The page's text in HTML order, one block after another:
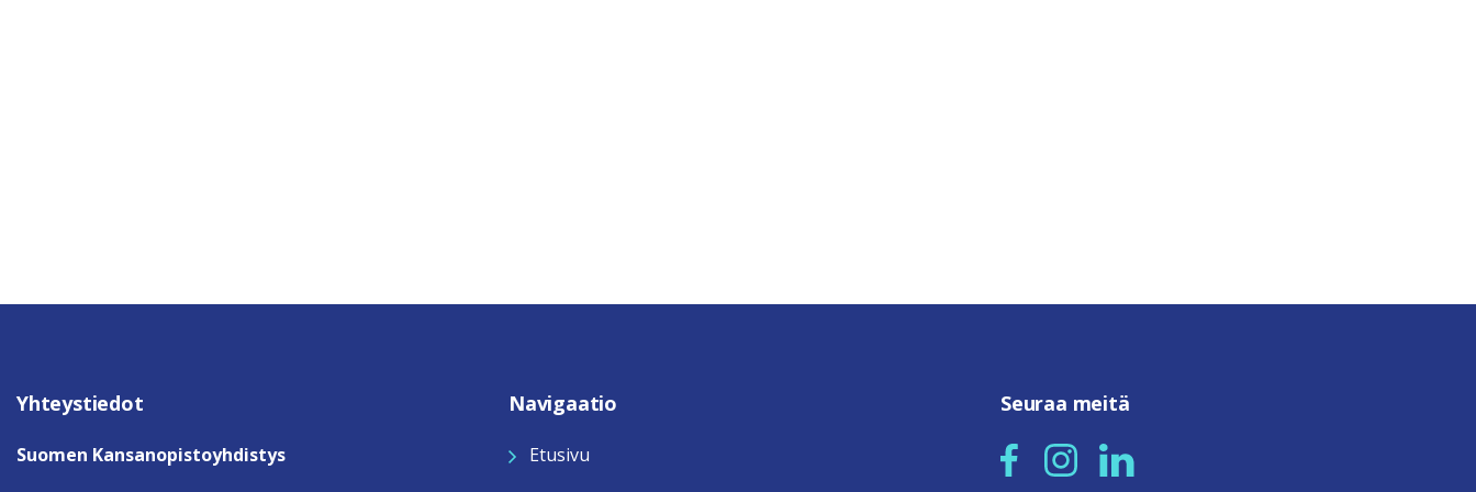
Yhteystiedot
Suomen Kansanopistoyhdistys
Navigaatio
Etusivu
Seuraa meitä